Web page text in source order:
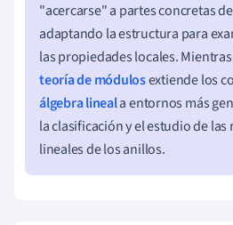
"acercarse" a partes concretas
adaptando la estructura para
las propiedades locales.
teoría de módulosextiende los
álgebra lineala entornos más
la clasificación y el estudio de
lineales de los anillos.